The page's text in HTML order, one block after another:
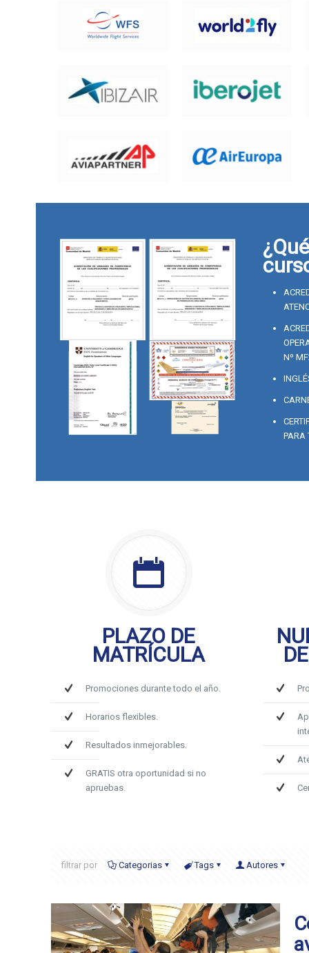
Nº
PARA
PLAZO DE
MATRÍCULA
Promociones durante todo el año.
Horarios flexibles.
Resultados inmejorables.
GRATIS otra oportunidad si no
apruebas.
filtrar por Categorias Tags Autores